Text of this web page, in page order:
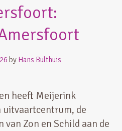
by Hans Bulthuis
heeft Meijerink
uitvaartcentrum, de
Zon en Schild aan de